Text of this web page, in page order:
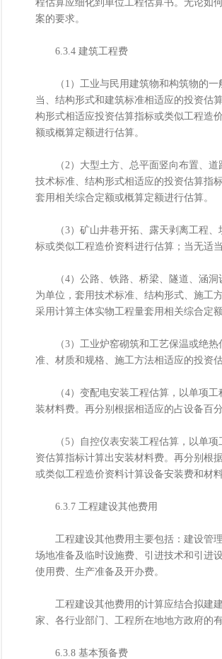
程估算应细化到单位工程估算书。无论如
案的要求。
6.3.4 建筑工程费
（1）工业与民用建筑物和构筑物的一
当、结构形式和建筑标准相适应的投资估
构形式相适应投资估算指标或类似工程造
额或概算定额进行估算。
（2）大型土方、总平面竖向布置、道
技术标准、结构形式相适应的投资估算指
套用相关综合定额或概算定额进行估算。
（3）矿山井巷开拓、露天剥离工程、
标或类似工程造价资料进行估算；当无适
（4）公路、铁路、桥梁、隧道、涵洞
为单位，套用技术标准、结构形式、施工
采用计算主体实物工程量套用相关综合定
（3）工业炉窑砌筑和工艺保温或绝热
准、材质和规格、施工方法相适应的投资
（4）变配电安装工程估算，以单项工
装材料费。再分别根据相适应的占设备百
（5）自控仪表安装工程估算，以单项
资估算指标计算出安装材料费。再分别根
或类似工程造价资料计算设备安装费和材料
6.3.7 工程建设其他费用
工程建设其他费用主要包括：建设管理
场地准备及临时设施费、引进技术和引进
使用费、生产准备及开办费。
工程建设其他费用的计算应结合拟建建
家、各行业部门、工程所在地地方政府的
6.3.8 基本预备费